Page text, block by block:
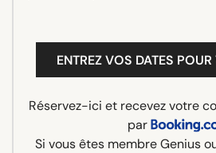
ENTREZ VOS DATES
Réservez-ici et recevez votre
par
Si vous êtes membre Genius